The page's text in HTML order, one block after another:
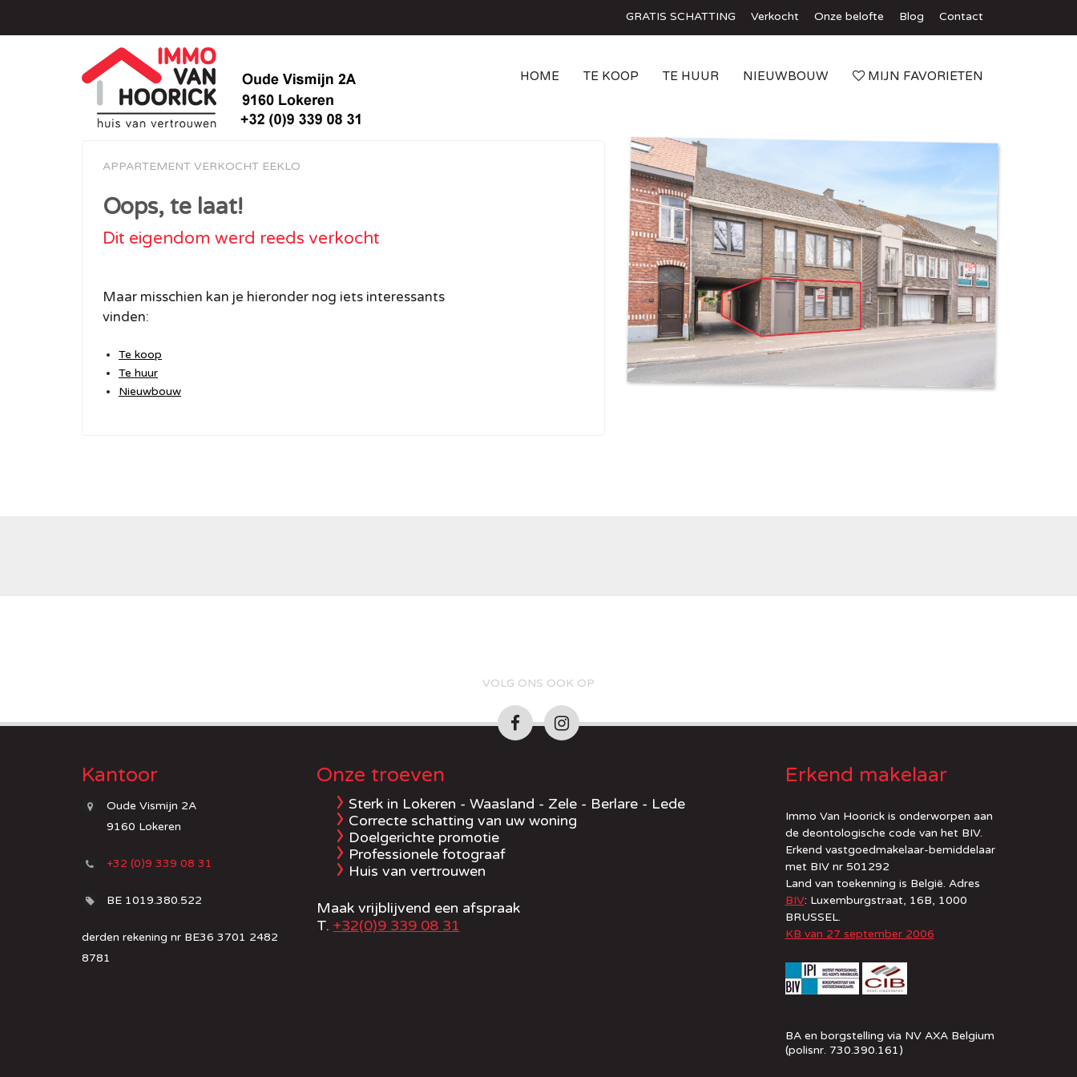
GRATIS SCHATTING Verkocht Onze belofte Blog Contact
HOME TE KOOP TE HUUR NIEUWBOUW MIJN FAVORIETEN
APPARTEMENT VERKOCHT EEKLO
Oops, te laat!
Dit eigendom werd reeds verkocht
Maar misschien kan je hieronder nog iets interessants
vinden:
Te koop
Te huur
Nieuwbouw
VOLG ONS OOK OP
Kantoor
Oude Vismijn 2A
9160 Lokeren
+32 (0)9 339 08 31
BE 1019.380.522
derden rekening nr BE36 3701 2482
8781
Onze troeven
Sterk in Lokeren - Waasland - Zele - Berlare - Lede
Correcte schatting van uw woning
Doelgerichte promotie
Professionele fotograaf
Huis van vertrouwen
Maak vrijblijvend een afspraak
T. +32(0)9 339 08 31
Erkend makelaar
Immo Van Hoorick is onderworpen aan
de deontologische code van het BIV.
Erkend vastgoedmakelaar-bemiddelaar
met BIV nr 501292
Land van toekenning is België. Adres
BIV: Luxemburgstraat, 16B, 1000
BRUSSEL.
KB van 27 september 2006
BA en borgstelling via NV AXA Belgium
(polisnr. 730.390.161)